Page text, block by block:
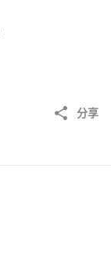
分享